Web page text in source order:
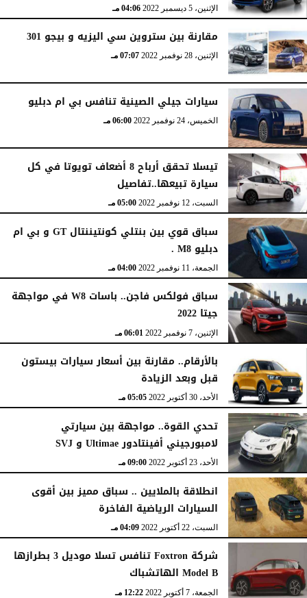
الإثنين، 5 ديسمبر 2022 04:06 مـ
مقارنة بين ستروين سي اليزيه و بيجو 301
الإثنين، 28 نوفمبر 2022 07:07 مـ
سيارات جيلي الصينية تنافس بي ام دبليو
الخميس، 24 نوفمبر 2022 06:00 مـ
تيسلا تحقق أرباح 8 أضعاف تويوتا في كل
سيارة تبيعها..تفاصيل
السبت، 12 نوفمبر 2022 05:00 مـ
سباق قوي بين بنتلي كونتيننتال GT و بي ام
دبليو M8 .
الجمعة، 11 نوفمبر 2022 04:00 مـ
سباق فولكس فاجن.. باسات W8 في مواجهة
جيتا 2022
الإثنين، 7 نوفمبر 2022 06:01 مـ
بالأرقام.. مقارنة بين أسعار سيارات بيستون
قبل وبعد الزيادة
الأحد، 30 أكتوبر 2022 05:05 مـ
تحدي القوة.. مواجهة بين سيارتي
لامبورجيني أفينتادور Ultimae و SVJ
الأحد، 23 أكتوبر 2022 09:00 مـ
انطلاقة بالملايين .. سباق مميز بين أقوى
السيارات الرياضية الفاخرة
السبت، 22 أكتوبر 2022 04:09 مـ
شركة Foxtron تنافس تسلا موديل 3 بطرازها
Model B الهاتشباك
الجمعة، 7 أكتوبر 2022 12:22 مـ